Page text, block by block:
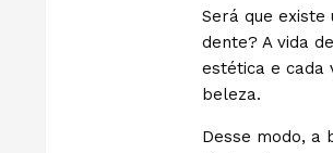
Será que
dente? Avida
estética e cada
beleza.
Desse modo, a